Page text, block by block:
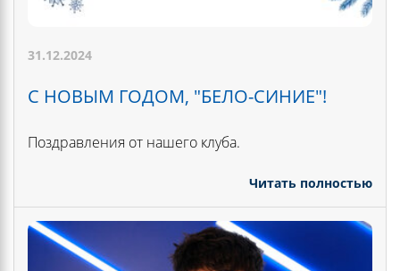
31.12.2024
С НОВЫМ ГОДОМ, "БЕЛО-СИНИЕ"!
Поздравления от нашего клуба.
Читать полностью